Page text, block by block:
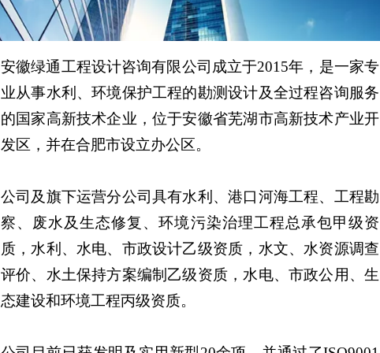
安徽绿通工程设计咨询有限公司 成立于2015年，是一家专
业从事水利、环境保护工程的勘测设计及全过程咨询服务
的国家高新技术企业，位于安徽省芜湖市高新技术产业开
发区，并在合肥市设立办公区。
公司及旗下运营分公司具有水利、港口河海工程、工程勘
察、废水及生态修复、环境污染治理工程总承包甲级资
质，水利、水电、市政设计乙级资质，水文、水资源调查
评价、水土保持方案编制乙级资质，水电、市政公用、生
态建设和环境工程丙级资质。